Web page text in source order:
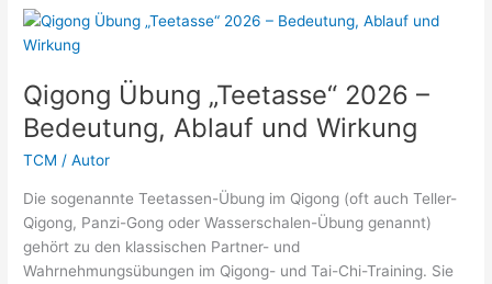
2026
Bedeutung
und
Wirkung
Qigong Übung „Teetasse“ 2026 –
Bedeutung, Ablauf und Wirkung
TCM /Autor
Die sogenannte Teetassen-Übung im Qigong (oft auch Teller-
Qigong, Panzi-Gong oder Wasserschalen-Übung genannt)
gehört zu den klassischen Partner- und
Wahrnehmungsübungen im Qigong- und Tai-Chi-Training. Sie